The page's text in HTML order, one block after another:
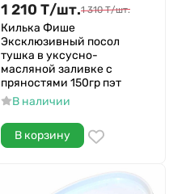
1 210 Т/шт.1 310 Т/шт.
Килька Фише
Эксклюзивный посол
тушка в уксусно-
масляной заливке с
пряностями 150гр пэт
В наличии
В корзину